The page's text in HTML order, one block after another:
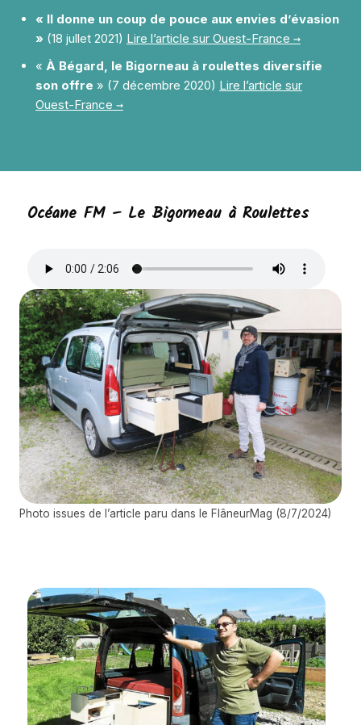
« Il donne un coup de pouce aux envies d’évasion
» (18 jullet 2021) Lire l’article sur Ouest-France →
« À Bégard, le Bigorneau à roulettes diversifie
son offre » (7 décembre 2020) Lire l’article sur
Ouest-France →
Photo issues de l’article paru dans le FlâneurMag (8/7/2024)
Océane FM – Le Bigorneau à Roulettes